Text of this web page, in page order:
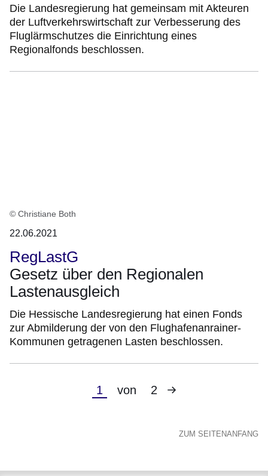
Die Landesregierung hat gemeinsam mit Akteuren
der Luftverkehrswirtschaft zur Verbesserung des
Fluglärmschutzes die Einrichtung eines
Regionalfonds beschlossen.
© Christiane Both
22.06.2021
RegLastG
Gesetz über den Regionalen
Lastenausgleich
Die Hessische Landesregierung hat einen Fonds
zur Abmilderung der von den Flughafenanrainer-
Kommunen getragenen Lasten beschlossen.
Aktuelle
1 von 2
Nächste
ZUM SEITENANFANG